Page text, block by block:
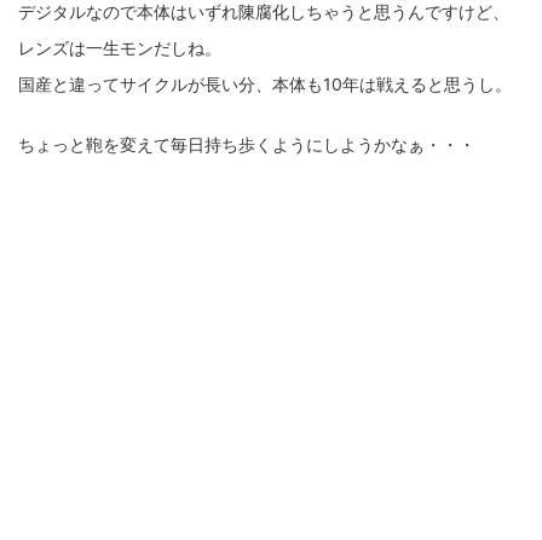
デジタルなので本体はいずれ陳腐化しちゃうと思うんですけど、
レンズは一生モンだしね。
国産と違ってサイクルが長い分、本体も10年は戦えると思うし。
ちょっと鞄を変えて毎日持ち歩くようにしようかなぁ・・・